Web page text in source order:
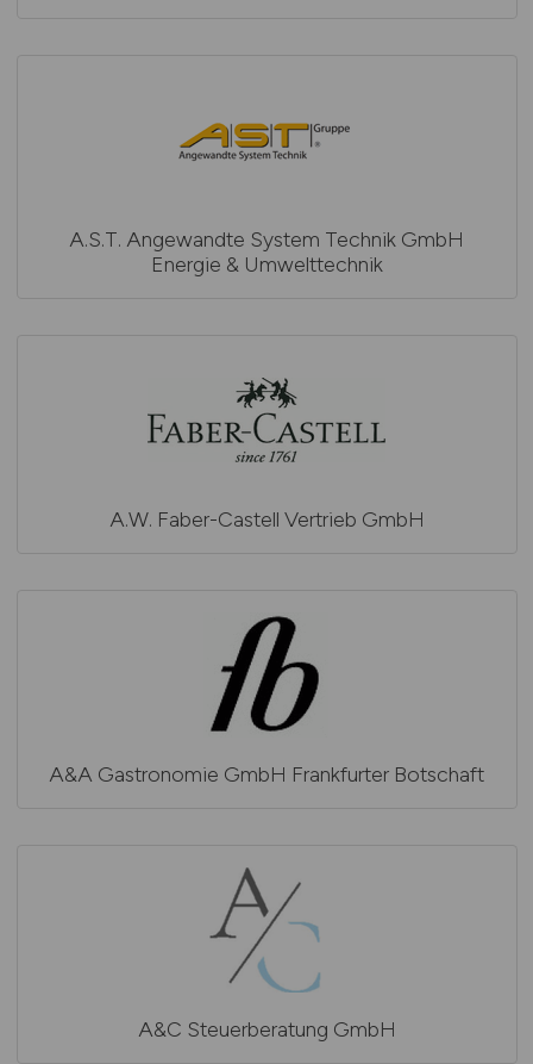
A.S.T. Angewandte System Technik GmbH
Energie & Umwelttechnik
A.W. Faber-Castell Vertrieb GmbH
A&A Gastronomie GmbH Frankfurter Botschaft
A&C Steuerberatung GmbH